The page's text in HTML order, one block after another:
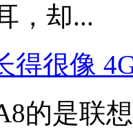
，却...
得很像
的是联